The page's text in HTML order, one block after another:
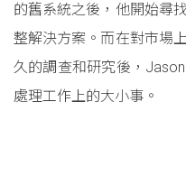
的舊系統之後，他開始尋
整解決方案。而在對市場
久的調查和研究後，
處理工作上的大小事。